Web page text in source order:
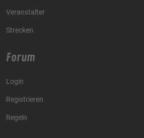
Veranstalter
Strecken
Forum
Login
Registrieren
Regeln